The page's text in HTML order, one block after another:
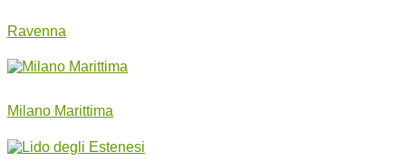
Ravenna
Milano Marittima